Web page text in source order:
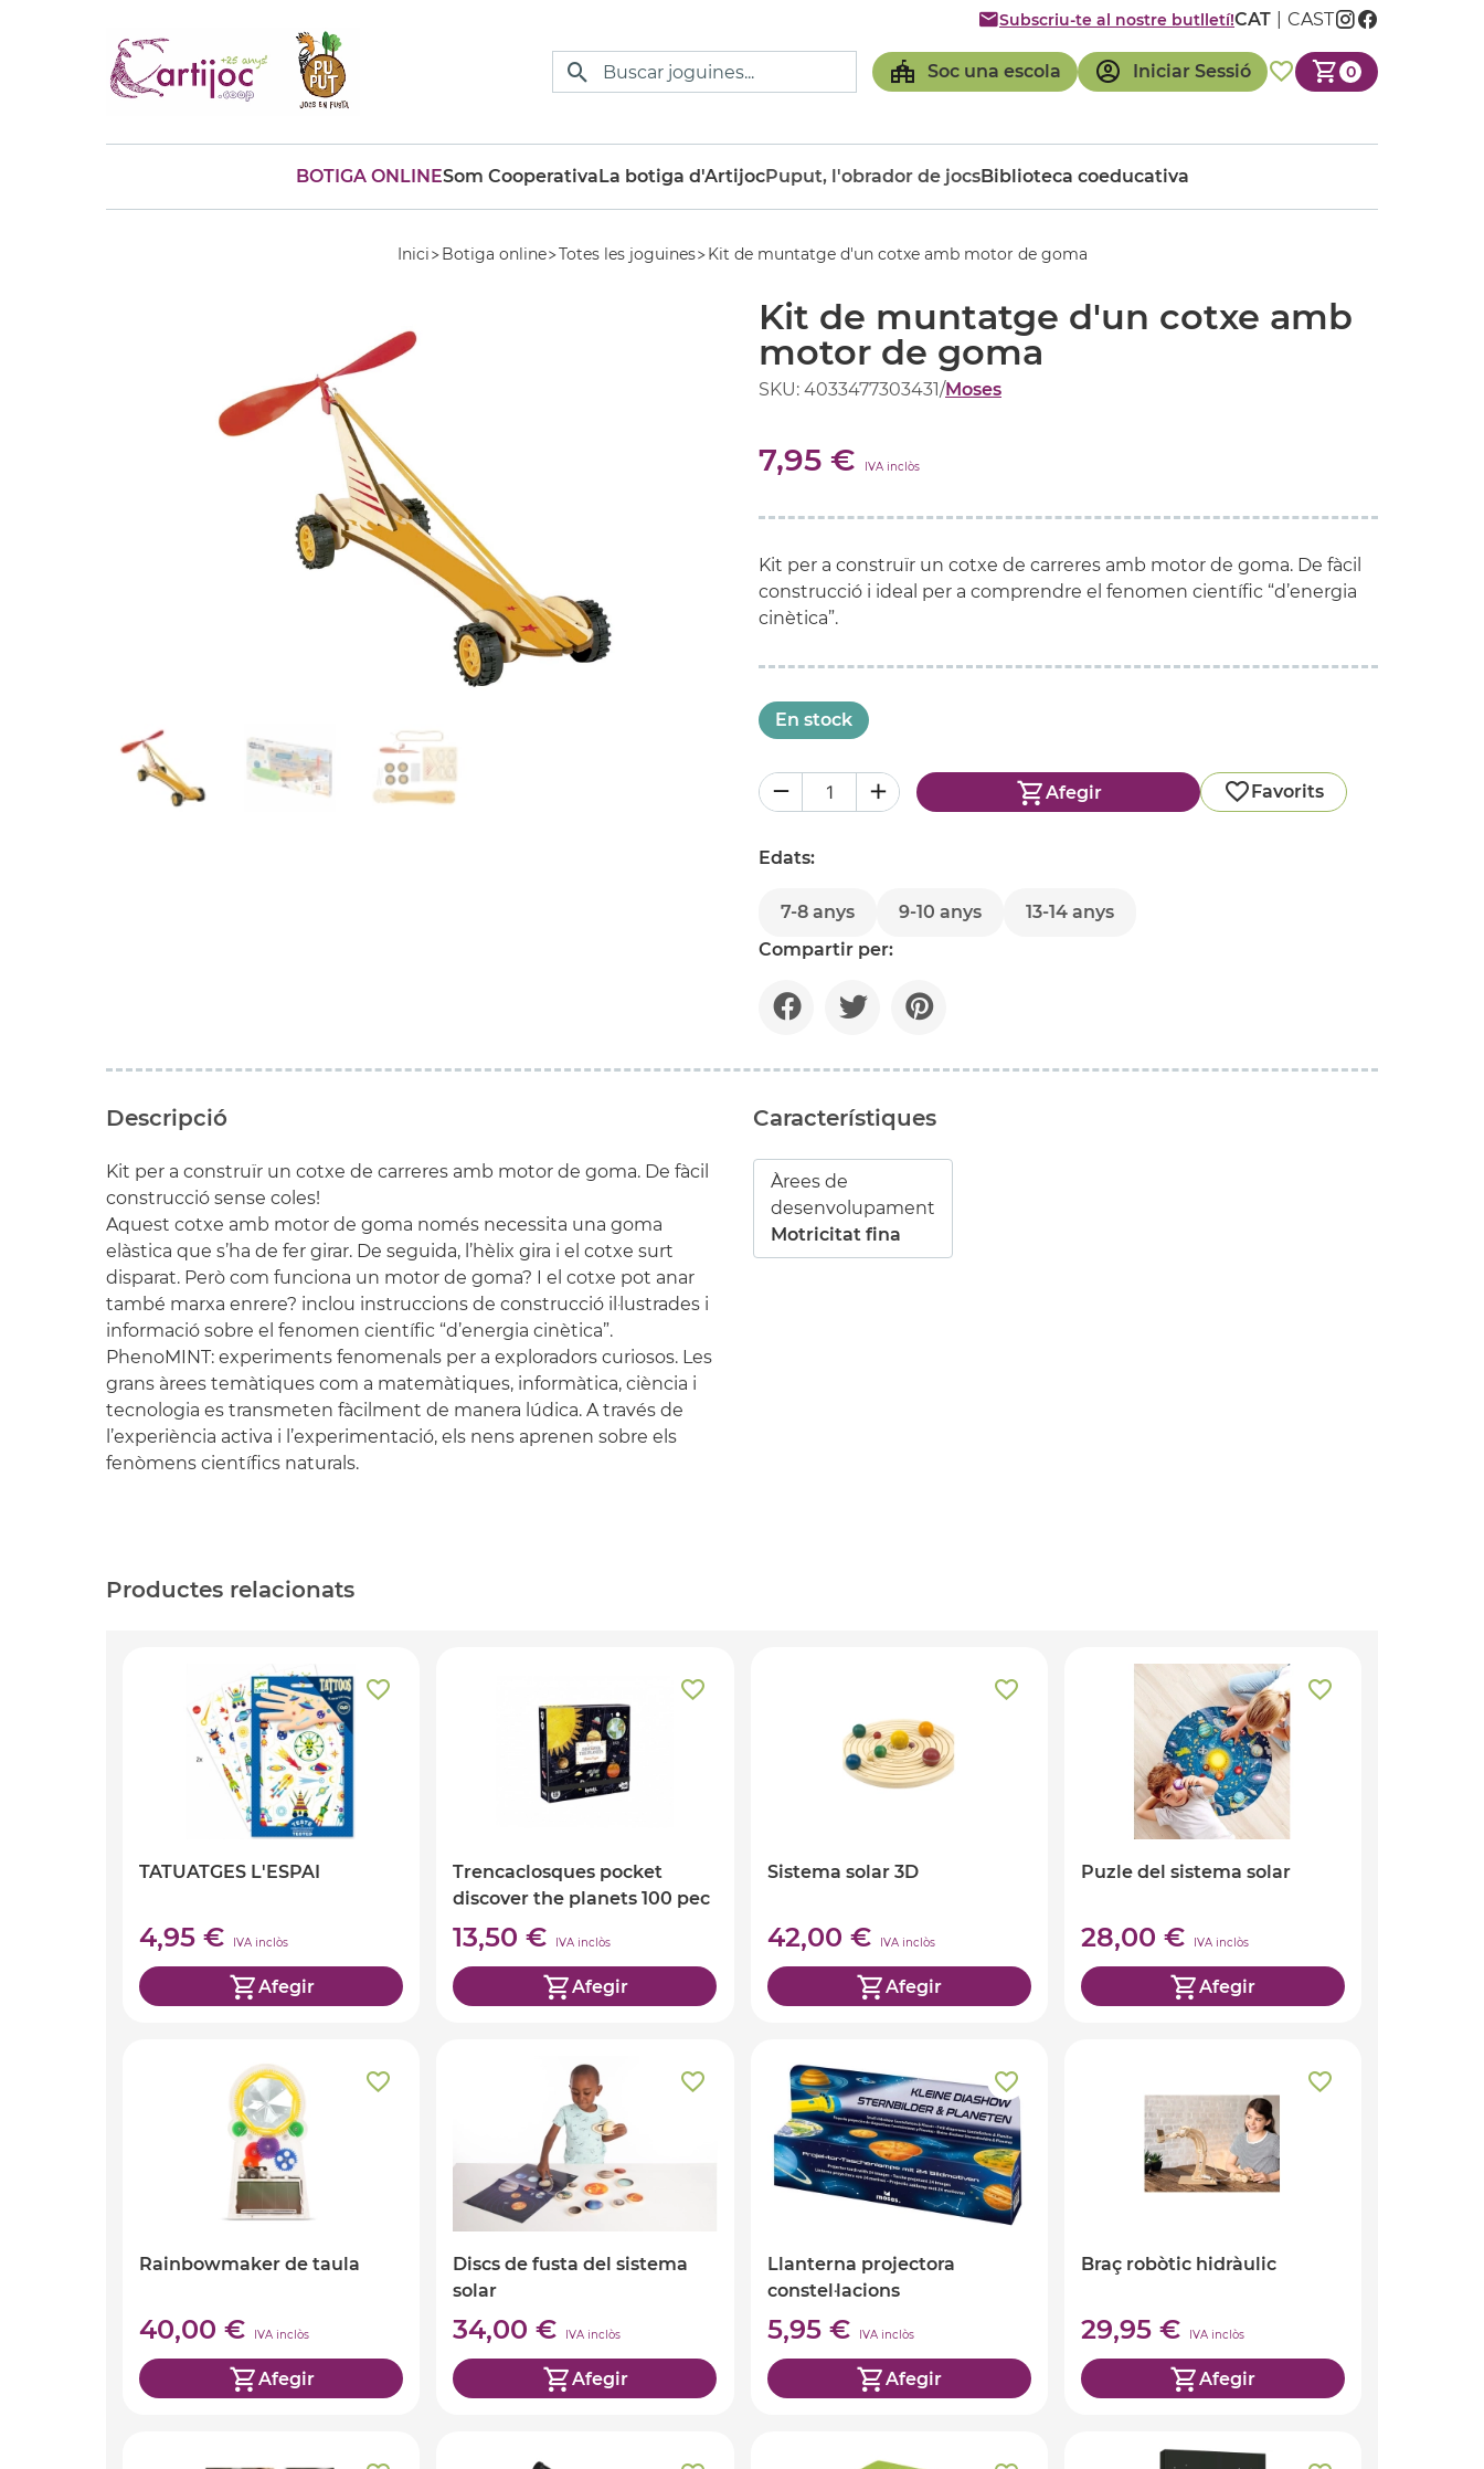
Soc una escola Iniciar Sessió 0
Subscriu-te al nostre butlletí!CAT CAST
BOTIGA ONLINESom CooperativaLa botiga d'ArtijocPuput, l'obrador de jocsBiblioteca coeducativa
Inici Botiga online Totes les joguines Kit de muntatge d'un cotxe amb motor de goma
Kit de muntatge d'un cotxe amb
motor de goma
SKU: 4033477303431/Moses
7,95 € IVA inclòs
Kit per a construïr un cotxe de carreres amb motor de goma. De fàcil
construcció i ideal per a comprendre el fenomen científic “d’energia
cinètica”.
En stock
Afegir Favorits
Edats:
7-8 anys 9-10 anys
13-14 anys
Compartir per:
Descripció
Kit per a construïr un cotxe de carreres amb motor de goma. De fàcil
construcció sense coles!
Aquest cotxe amb motor de goma només necessita una goma
elàstica que s’ha de fer girar. De seguida, l’hèlix gira i el cotxe surt
disparat. Però com funciona un motor de goma? I el cotxe pot anar
també marxa enrere? inclou instruccions de construcció il·lustrades i
informació sobre el fenomen científic “d’energia cinètica”.
PhenoMINT: experiments fenomenals per a exploradors curiosos. Les
grans àrees temàtiques com a matemàtiques, informàtica, ciència i
tecnologia es transmeten fàcilment de manera lúdica. A través de
l’experiència activa i l’experimentació, els nens aprenen sobre els
fenòmens científics naturals.
Característiques
Àrees de
desenvolupament
Motricitat fina
Productes relacionats
TATUATGES L'ESPAI
4,95 € IVA inclòs
Afegir
Trencaclosques pocket
discover the planets 100 pec
13,50 € IVA inclòs
Afegir
Sistema solar 3D
42,00 € IVA inclòs
Afegir
Puzle del sistema solar
28,00 € IVA inclòs
Afegir
Rainbowmaker de taula
40,00 € IVA inclòs
Afegir
Discs de fusta del sistema
solar
34,00 € IVA inclòs
Afegir
Llanterna projectora
constel·lacions
5,95 € IVA inclòs
Afegir
Braç robòtic hidràulic
29,95 € IVA inclòs
Afegir